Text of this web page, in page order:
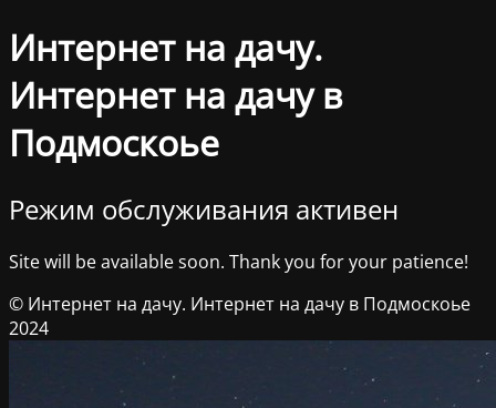
Интернет на дачу.
Интернет на дачу в
Подмоскоье
Режим обслуживания активен
Site will be available soon. Thank you for your patience!
© Интернет на дачу. Интернет на дачу в Подмоскоье
2024